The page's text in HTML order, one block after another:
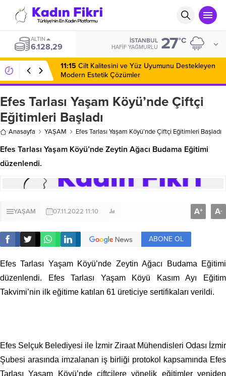
ALTIN
6.128,29
İSTANBUL
HAFIF YAĞMURLU 27°C
11:15 Cilt Kalitesini ve Yüz Uyumunu Destekleyen
Modern Estetik Çözümler
Efes Tarlası Yaşam Köyü’nde Çiftçi
Eğitimleri Başladı
Anasayfa YAŞAM Efes Tarlası Yaşam Köyü’nde Çiftçi Eğitimleri Başladı
Efes Tarlası Yaşam Köyü’nde Zeytin Ağacı Budama Eğitimi
düzenlendi.
YAŞAM 07.11.2022 11:10 A+ A-
ABONE OL
Efes Tarlası Yaşam Köyü’nde Zeytin Ağacı Budama Eğitimi
düzenlendi. Efes Tarlası Yaşam Köyü Kasım Ayı Eğitim
Takvimi’nin ilk eğitime katılan 61 üreticiye sertifikaları verildi.
Efes Selçuk Belediyesi ile İzmir Ziraat Mühendisleri Odası İzmir
Şubesi arasında imzalanan iş birliği protokol kapsamında Efes
Tarlası Yaşam Köyü’nde çiftçilere yönelik eğitimler yeniden